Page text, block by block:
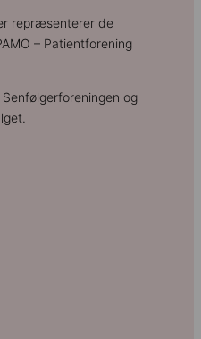
repræsenterer de
– Patientforening
og